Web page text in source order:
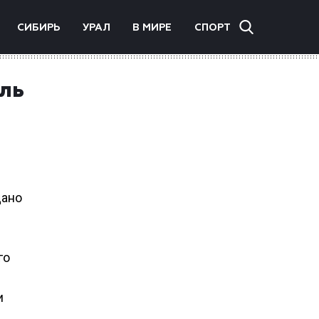
СИБИРЬ УРАЛ В МИРЕ СПОРТ